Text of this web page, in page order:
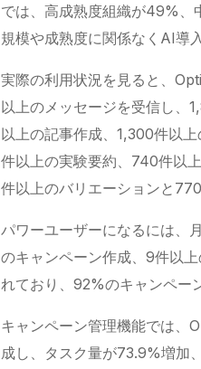
では、高成熟度組織が49%、
規模や成熟度に関係なくAI導
実際の利用状況を見ると、
以上のメッセージを受信し、
以上の記事作成、1,300件以
件以上の実験要約、740件以
件以上のバリエーションと
パワーユーザーになるには、
のキャンペーン作成、9件以
れており、92%のキャンペー
キャンペーン管理機能では、
成し、タスク量が73.9%増加